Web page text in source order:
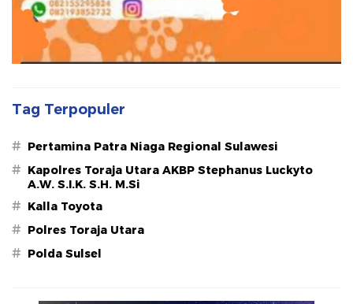
Tag Terpopuler
# Pertamina Patra Niaga Regional Sulawesi
# Kapolres Toraja Utara AKBP Stephanus Luckyto
A.W. S.I.K. S.H. M.Si
# Kalla Toyota
# Polres Toraja Utara
# Polda Sulsel